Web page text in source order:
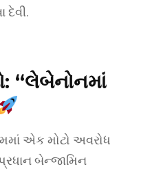
“લેબેનોનમાં
એક મોટો અવરોધ
બેન્જામિન